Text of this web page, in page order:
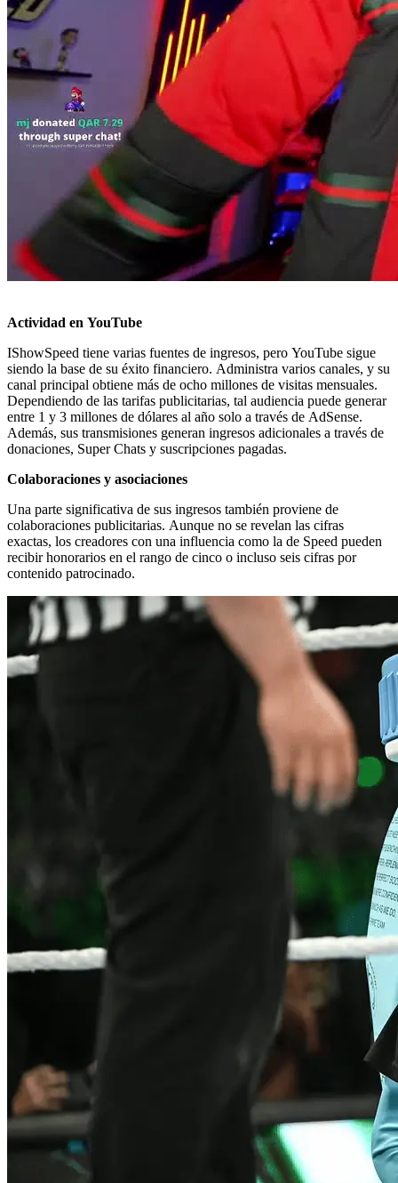
Actividad en YouTube
IShowSpeed tiene varias fuentes de ingresos, pero YouTube sigue
siendo la base de su éxito financiero. Administra varios canales, y su
canal principal obtiene más de ocho millones de visitas mensuales.
Dependiendo de las tarifas publicitarias, tal audiencia puede generar
entre 1 y 3 millones de dólares al año solo a través de AdSense.
Además, sus transmisiones generan ingresos adicionales a través de
donaciones, Super Chats y suscripciones pagadas.
Colaboraciones y asociaciones
Una parte significativa de sus ingresos también proviene de
colaboraciones publicitarias. Aunque no se revelan las cifras
exactas, los creadores con una influencia como la de Speed pueden
recibir honorarios en el rango de cinco o incluso seis cifras por
contenido patrocinado.